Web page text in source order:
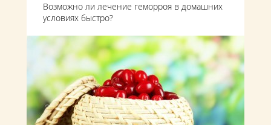
Возможно ли лечение геморроя в домашних
условиях быстро?